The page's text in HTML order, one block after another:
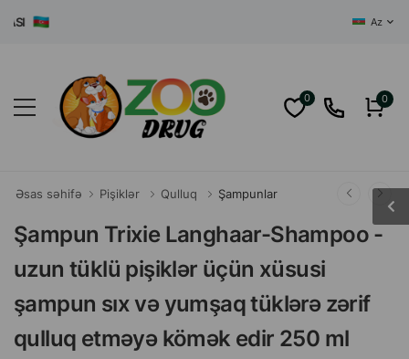
Az
0 0
Əsas səhifə Pişiklər Qulluq Şampunlar
Şampun Trixie Langhaar-Shampoo -
uzun tüklü pişiklər üçün xüsusi
şampun sıx və yumşaq tüklərə zərif
qulluq etməyə kömək edir 250 ml